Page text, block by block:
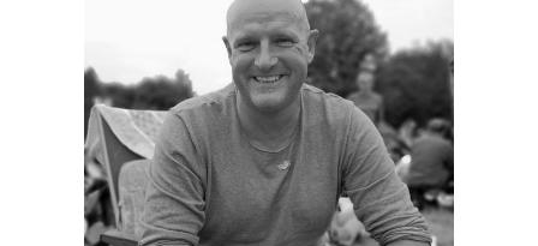
REISEFÜHRER
REISEMAGAZINE
THEMEN